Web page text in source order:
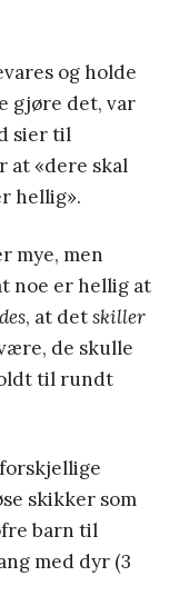
og holde
gjøre det, var
sier til
at «dere skal
hellig».
mye, men
noe er hellig at
, at detskiller
de skulle
til rundt
skikker som
barn til
med dyr (3